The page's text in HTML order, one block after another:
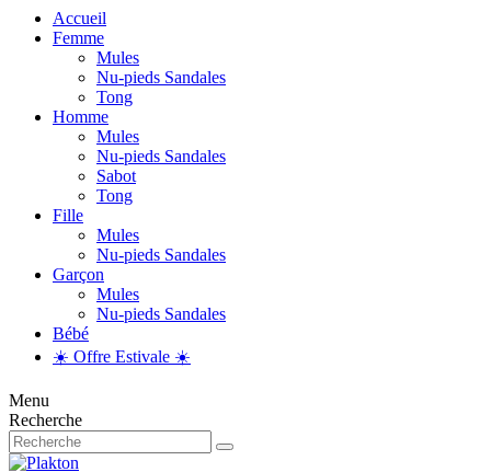
Accueil
Femme
Mules
Nu-pieds Sandales
Tong
Homme
Mules
Nu-pieds Sandales
Sabot
Tong
Fille
Mules
Nu-pieds Sandales
Garçon
Mules
Nu-pieds Sandales
Bébé
☀️ Offre Estivale ☀️
Menu
Recherche